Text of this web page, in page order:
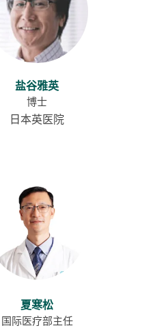
盐谷雅英
博士
日本英医院
夏寒松
国际医疗部主任